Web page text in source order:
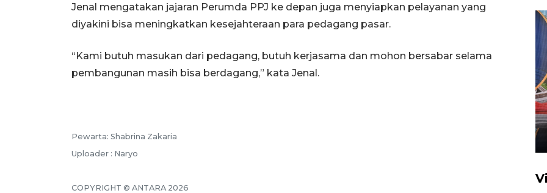
Jenal mengatakan jajaran Perumda PPJ ke depan juga menyiapkan pelayanan yang
diyakini bisa meningkatkan kesejahteraan para pedagang pasar.
“Kami butuh masukan dari pedagang, butuh kerjasama dan mohon bersabar selama
pembangunan masih bisa berdagang,” kata Jenal.
Pewarta: Shabrina Zakaria
Uploader : Naryo
COPYRIGHT © ANTARA 2026